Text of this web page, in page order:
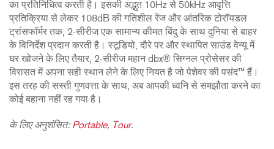
का प्रतिनिधित्व करती है। इसकी अद्भुत 10Hz से 50kHz आवृत्ति
प्रतिक्रिया से लेकर 108dB की गतिशील रेंज और आंतरिक टोरॉयडल
ट्रांसफॉर्मर तक, 2-सीरीज एक सामान्य कीमत बिंदु के साथ दुनिया से बाहर
के विनिर्देश प्रदान करती है। स्टूडियो, दौरे पर और स्थापित साउंड वेन्यू में
घर खोजने के लिए तैयार, 2-सीरीज महान dbx® सिग्नल प्रोसेसर की
विरासत में अपना सही स्थान लेने के लिए नियत है जो पेशेवर की पसंद™ हैं।
इस तरह की सस्ती गुणवत्ता के साथ, अब आपकी ध्वनि से समझौता करने का
कोई बहाना नहीं रह गया है।
के लिए अनुशंसित: Portable, Tour.